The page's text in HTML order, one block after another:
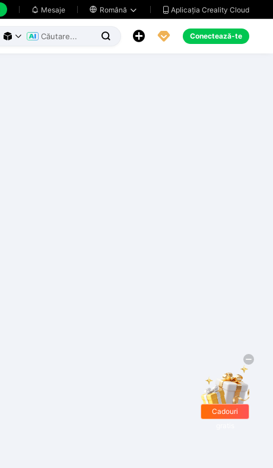
 Mesaje  Română   Aplicația Creality Cloud
     Conectează-te
Cadouri